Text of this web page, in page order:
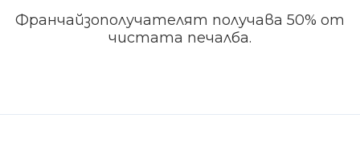
Франчайзополучателят получава 50% от
чистата печалба.